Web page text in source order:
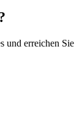
und erreichen Sie